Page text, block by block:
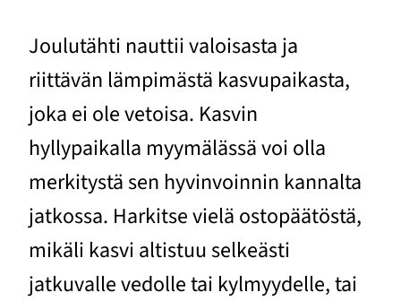
Joulutähti nauttii valoisasta ja
riittävän lämpimästä kasvupaikasta,
joka ei ole vetoisa. Kasvin
hyllypaikalla myymälässä voi olla
merkitystä sen hyvinvoinnin kannalta
jatkossa. Harkitse vielä ostopäätöstä,
mikäli kasvi altistuu selkeästi
jatkuvalle vedolle tai kylmyydelle, tai